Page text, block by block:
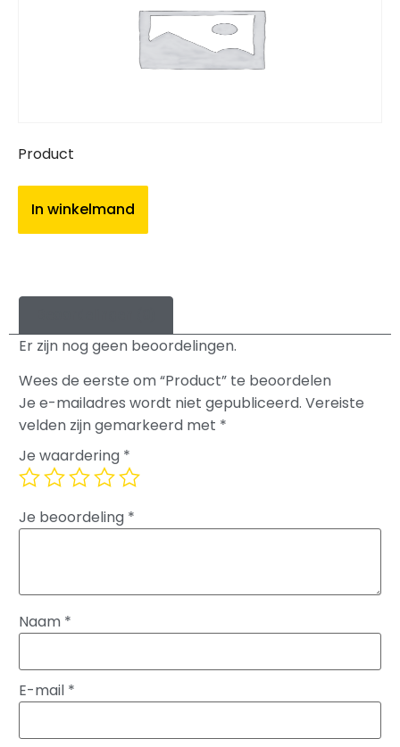
Product
In winkelmand
Er zijn nog geen beoordelingen.
Wees de eerste om “Product” te beoordelen
Je e-mailadres wordt niet gepubliceerd. Vereiste
velden zijn gemarkeerd met *
Je waardering *
Je beoordeling *
Naam *
E-mail *